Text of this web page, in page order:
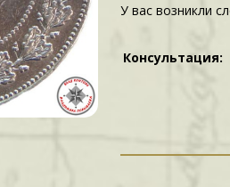
У вас возникли
Консультация: